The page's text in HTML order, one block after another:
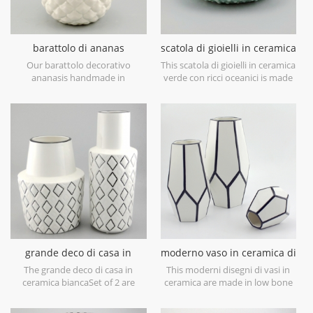
barattolo di ananas
decorativo bianco in
ceramica con coperchio
Our barattolo decorativo
ananasis handmade in
elegant metallic gold leaf lid,can
be used as a decorative
only. Can be smaller and filled
with was as a candle holder.
Hand wash only.
scatola di gioielli in ceramica
verde con ricci oceanici
This scatola di gioielli in ceramica
verde con ricci oceanici is made
storage or dry food and goods.
Microwave safe and food safe.
grande deco di casa in
ceramica bianca
The grande deco di casa in
ceramica biancaSet of 2 are
porcelain,is snow white with
moderno vaso in ceramica di
design bianco e nero
This moderni disegni di vasi in
ceramica are made in low bone
for your home decorative